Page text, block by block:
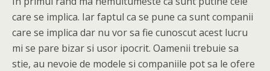
care se implica. Iar faptul ca se pune ca sunt companii
care se implica dar nu vor sa fie cunoscut acest lucru
mi se pare bizar si usor ipocrit. Oamenii trebuie sa
stie, au nevoie de modele si companiile pot sa le ofere